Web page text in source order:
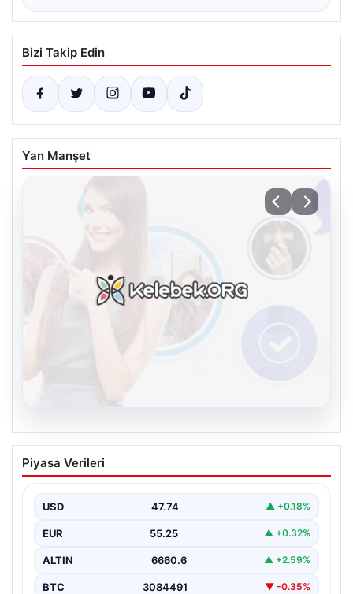
Bizi Takip Edin
Yan Manşet
Kelebek.Org İle Çevrim içi İletişimin
Güvenli Adresi Ve Muhabbet Deneyimi
sağlaması büyük bir değer ifade etmektedir. Halen…
Piyasa Verileri
USD 47.74 ▲ +0.18%
EUR 55.25 ▲ +0.32%
ALTIN 6660.6 ▲ +2.59%
BTC 3084491 ▼ -0.35%